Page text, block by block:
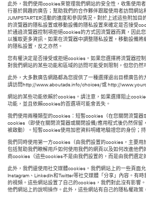
此外，我們使用cookies來管理我們網站的安全性，收集使用
行基於興趣的廣告；幫助我們的合作夥伴跟蹤使用者訪問網站
JUMPSTARTER活動的進度和參與情況。對於上述這些附加
的流覽器的隱私設置或移動設備的隱私設置來確定是否接受
於通過流覽器控制項拒絕cookies的方式因流覽器而異，因此
以獲取更多資訊。如果在流覽器中調整隱私設置，移動設備
的隱私設置，反之亦然。
您有權決定是否接受或拒絕cookies。如果您選擇將流覽器控
對我們網站的某些功能和區域的訪問可能受到限制，但您仍然
此外，大多數廣告網路都為您提供了一種選擇退出目標廣告的
請訪問http://www.aboutads.info/choices/或http://
網站的某些功能依賴於cookies。請注意，如果選擇阻止
功能，並且依賴cookies的首選項可能會丟失。
我們使用兩種類型的cookies：短暫cookies（在您關閉流覽器
cookies（即使在關閉流覽器或關閉設備/應用程式後仍然保留
被啟動）。短暫cookies使用加密資料明確地驗證您的身份；
我們同時使用第一方cookies（由我們設置的cookies，主要用
包括幫助我們瞭解用戶如何使用我們的網頁以及如何改進他
商cookies（這些cookies不是由我們設置的，而是由我們選定
此外，我們還使用社交媒體cookies。我們網站上的一些頁面
Instagram、LinkedIn和Twitter等社交媒體「分享」內容。有
的視頻。這些網站設置了自己的cookies，我們對此沒有影響
他們網站上的說明操作。此外，這些網站有自己的隱私權政策